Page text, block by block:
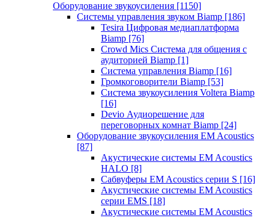
Оборудование звукоусиления [1150]
Системы управления звуком Biamp [186]
Tesira Цифровая медиаплатформа
Biamp [76]
Crowd Mics Система для общения с
аудиторией Biamp [1]
Система управления Biamp [16]
Громкоговорители Biamp [53]
Система звукоусиления Voltera Biamp
[16]
Devio Аудиорешение для
переговорных комнат Biamp [24]
Оборудование звукоусиления EM Acoustics
[87]
Акустические системы EM Acoustics
HALO [8]
Сабвуферы EM Acoustics серии S [16]
Акустические системы EM Acoustics
серии EMS [18]
Акустические системы EM Acoustics